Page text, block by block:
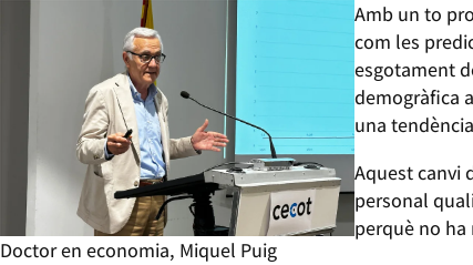
Doctor en economia, Miquel Puig
Amb un to
com les
esgotament
demogràfica
una
Aquest canvi
personal
perquè no ha